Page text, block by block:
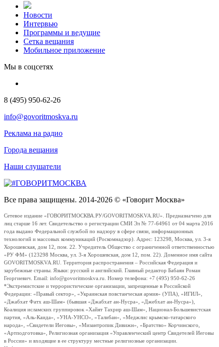
Новости
Интервью
Программы и ведущие
Сетка вещания
Мобильное приложение
Мы в соцсетях
8 (495) 950-62-26
info@govoritmoskva.ru
Реклама на радио
Города вещания
Наши слушатели
Все права защищены. 2014-2026 © «Говорит Москва»
Сетевое издание «ГОВОРИТМОСКВА.РУ/GOVORITMOSKVA.RU». Предназначено для
лиц старше 16 лет. Свидетельство о регистрации СМИ Эл № 77-64961 от 04 марта 2016
года выдано Федеральной службой по надзору в сфере связи, информационных
технологий и массовых коммуникаций (Роскомнадзор). Адрес: 123298, Москва, ул. 3-я
Хорошевская, дом 12, пом. 22. Учредитель Общество с ограниченной ответственностью
«РУ ФМ» (123298 Москва, ул. 3-я Хорошевская, дом 12, пом. 22). Доменное имя сайта
GOVORITMOSKVA.RU. Территория распространения – Российская Федерация и
зарубежные страны. Языки: русский и английский. Главный редактор Бабаян Роман
Георгиевич. Email: info@govoritmoskva.ru. Номер телефона: +7 (495) 950-62-26
*Экстремистские и террористические организации, запрещенные в Российской
Федерации: «Правый сектор», «Украинская повстанческая армия» (УПА), «ИГИЛ»,
«Джабхат Фатх аш-Шам» (бывшая «Джабхат ан-Нусра», «Джебхат ан-Нусра»),
Коалиция исламских группировок «Хайят Тахрир аш-Шам», Национал-Большевистская
партия, «Аль-Каида», «УНА-УНСО», «Талибан», «Меджлис крымско-татарского
народа», «Свидетели Иеговы», «Мизантропик Дивижн», «Братство» Корчинского,
«Артподготовка», Религиозная организация «Управленческий центр Свидетелей Иеговы
в России» и входящие в ее структуру местные религиозные организации.